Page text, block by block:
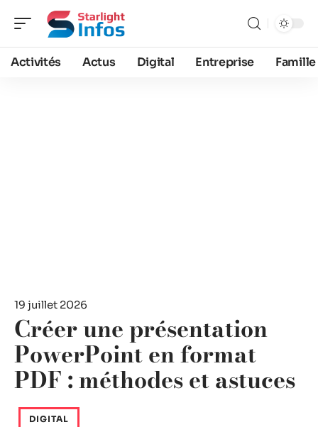
Activités Actus Digital Entreprise Famille
19 juillet 2026
Créer une présentation
PowerPoint en format
PDF : méthodes et astuces
DIGITAL